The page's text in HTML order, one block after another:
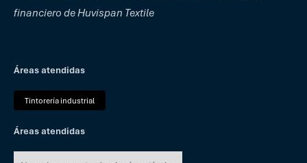
financiero de Huvispan Textile
Áreas atendidas
Tintorería industrial
Áreas atendidas